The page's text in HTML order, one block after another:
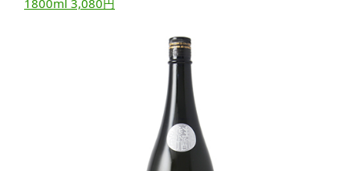
1800ml 3,080円